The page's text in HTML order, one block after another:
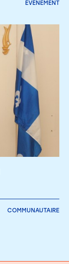
ÉVÉNEMENT
COMMUNAUTAIRE